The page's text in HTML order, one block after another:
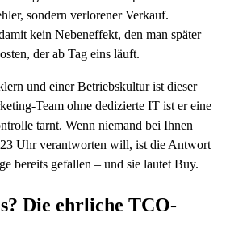
sondern verlorener Verkauf.
kein Nebeneffekt, den man später
der ab Tag eins läuft.
und einer Betriebskultur ist dieser
Team ohne dedizierte IT ist er eine
tarnt. Wenn niemand bei Ihnen
Uhr verantworten will, ist die Antwort
bereits gefallen – und sie lautet Buy.
Die ehrliche TCO-